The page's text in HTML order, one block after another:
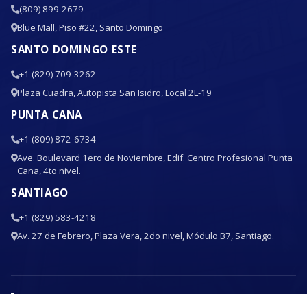
(809) 899-2679
Blue Mall, Piso #22, Santo Domingo
SANTO DOMINGO ESTE
+1 (829) 709-3262
Plaza Cuadra, Autopista San Isidro, Local 2L-19
PUNTA CANA
+1 (809) 872-6734
Ave. Boulevard 1ero de Noviembre, Edif. Centro Profesional Punta
Cana, 4to nivel.
SANTIAGO
+1 (829) 583-4218
Av. 27 de Febrero, Plaza Vera, 2do nivel, Módulo B7, Santiago.